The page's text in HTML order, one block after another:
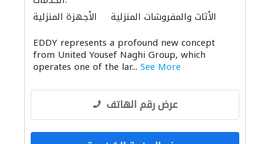
الأجهزة المنزلية
الأثاث والمفروشات المنزلية
EDDY represents a profound new concept
from United Yousef Naghi Group, which
operates one of the lar... See More
عرض رقم الهاتف